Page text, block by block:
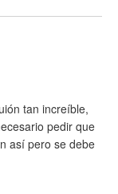
tan increíble,
pedir que
así pero se debe